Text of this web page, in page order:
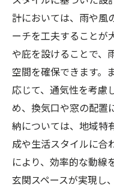
計においては、雨や風
ーチを工夫することが
や庇を設けることで、
空間を確保できます。
応じて、通気性を考慮
め、換気口や窓の配置
納については、地域特
成や生活スタイルに合
により、効率的な動線
玄関スペースが実現し